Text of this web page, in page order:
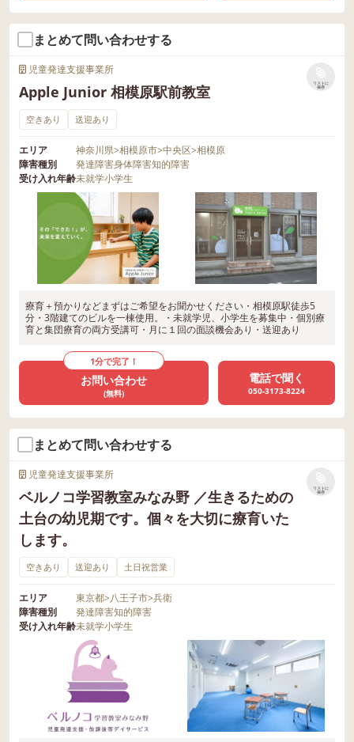
まとめて問い合わせする
児童発達支援事業所
Apple Junior 相模原駅前教室
リストに
保存
空きあり 送迎あり
エリア 神奈川県>相模原市>中央区>相模原
障害種別
発達障害身体障害知的障害
受け入れ年齢未就学小学生
療育＋預かりなどまずはご希望をお聞かせください・相模原駅徒歩5
分・3階建てのビルを一棟使用。・未就学児、小学生を募集中・個別療
育と集団療育の両方受講可・月に１回の面談機会あり・送迎あり
1分で完了！
お問い合わせ
(無料)
電話で聞く
050-3173-8224
まとめて問い合わせする
児童発達支援事業所
ベルノコ学習教室みなみ野 ／生きるための
土台の幼児期です。個々を大切に療育いた
します。
リストに
保存
空きあり 送迎あり 土日祝営業
エリア 東京都>八王子市>兵衛
障害種別
発達障害知的障害
受け入れ年齢未就学小学生